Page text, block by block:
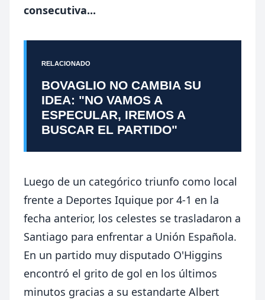
consecutiva...
RELACIONADO
BOVAGLIO NO CAMBIA SU
IDEA: "NO VAMOS A
ESPECULAR, IREMOS A
BUSCAR EL PARTIDO"
Luego de un categórico triunfo como local
frente a Deportes Iquique por 4-1 en la
fecha anterior, los celestes se trasladaron a
Santiago para enfrentar a Unión Española.
En un partido muy disputado O'Higgins
encontró el grito de gol en los últimos
minutos gracias a su estandarte Albert